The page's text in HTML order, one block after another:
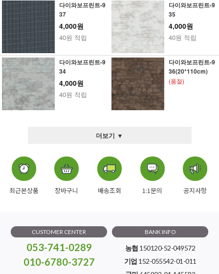
다이와보프린트-9
37
4,000원
40원 적립
다이와보프린트-9
35
4,000원
40원 적립
다이와보프린트-9
34
4,000원
40원 적립
다이와보프린트-9
36(20*110cm)
(품절)
더보기 ▼
최근본상품 장바구니 배송조회 1:1문의 공지사항
CUSTOMER CENTER
053-741-0289
010-6780-3727
BANK INFO
농협 150120-52-049572
기업 152-055542-01-011